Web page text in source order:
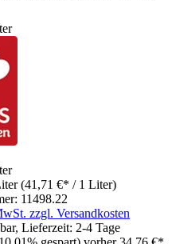
(41,71 €* / 1 Liter)
11498.22
zzgl. Versandkosten
Lieferzeit: 2-4 Tage